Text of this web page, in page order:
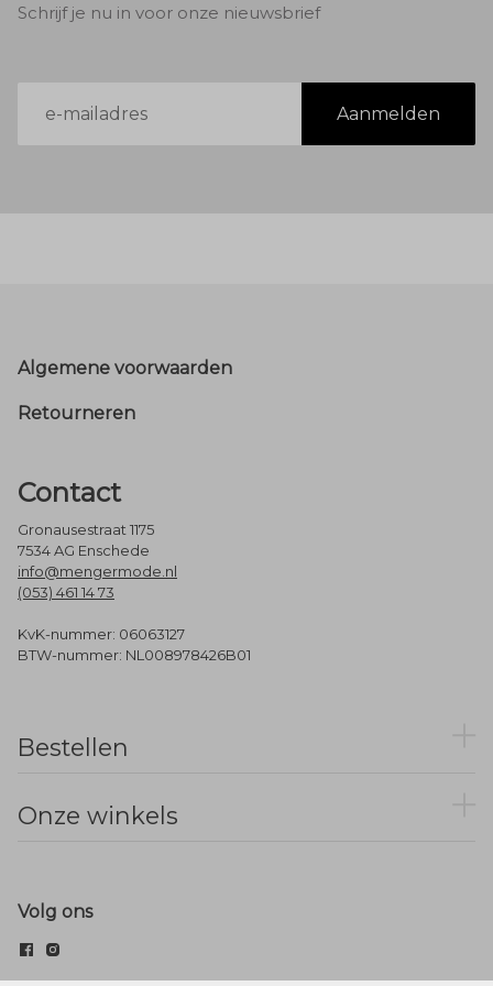
Schrijf je nu in voor onze nieuwsbrief
mailadres
Aanmelden
Footer
Algemene voorwaarden
Retourneren
Contact
Gronausestraat 1175
7534 AG Enschede
info@mengermode.nl
(053) 461 14 73
KvK-nummer: 06063127
BTW-nummer: NL008978426B01
Bestellen
Onze winkels
Volg ons